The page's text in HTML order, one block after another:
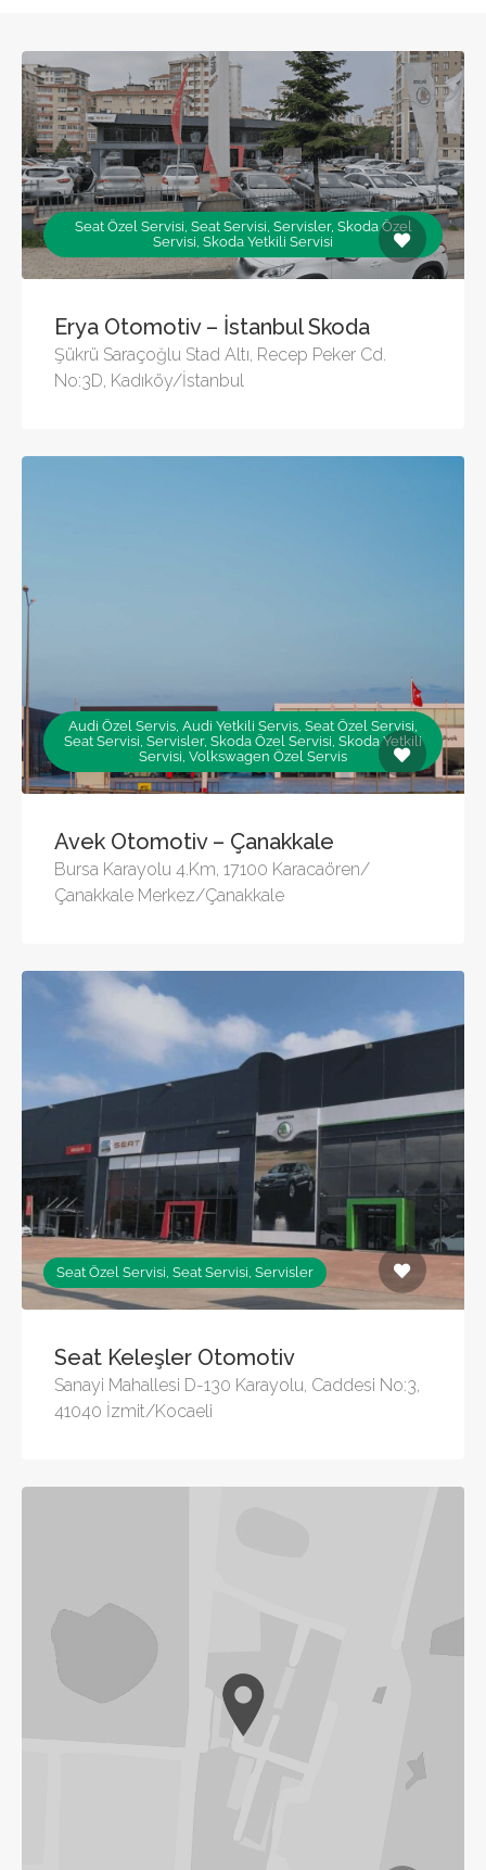
Seat Özel Servisi, Seat Servisi, Servisler, Skoda Özel
Servisi, Skoda Yetkili Servisi
Erya Otomotiv – İstanbul Skoda
Şükrü Saraçoğlu Stad Altı, Recep Peker Cd.
No:3D, Kadıköy/İstanbul
Audi Özel Servis, Audi Yetkili Servis, Seat Özel Servisi,
Seat Servisi, Servisler, Skoda Özel Servisi, Skoda Yetkili
Servisi, Volkswagen Özel Servis
Avek Otomotiv – Çanakkale
Bursa Karayolu 4.Km, 17100 Karacaören/
Çanakkale Merkez/Çanakkale
Seat Özel Servisi, Seat Servisi, Servisler
Seat Keleşler Otomotiv
Sanayi Mahallesi D-130 Karayolu, Caddesi No:3,
41040 İzmit/Kocaeli